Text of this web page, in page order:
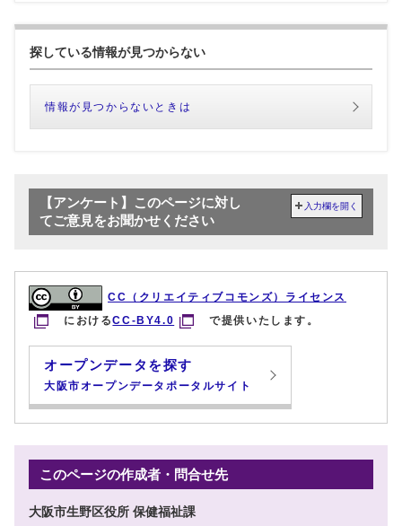
探している情報が見つからない
情報が見つからないときは
【アンケート】このページに対し
てご意見をお聞かせください
入力欄を開く
CC（クリエイティブコモンズ）ライセンス
におけるCC-BY4.0 で提供いたします。
オープンデータを探す
大阪市オープンデータポータルサイト
このページの作成者・問合せ先
大阪市生野区役所 保健福祉課